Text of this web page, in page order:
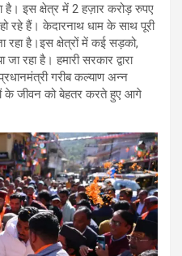
है। इस क्षेत्र में 2 हज़ार करोड़ रुपए
रहे हैं। केदारनाथ धाम के साथ पूरी
रहा है।इस क्षेत्रों में कई सड़को,
जा रहा है। हमारी सरकार द्वारा
गरीब कल्याण अन्न
के जीवन को बेहतर करते हुए आगे